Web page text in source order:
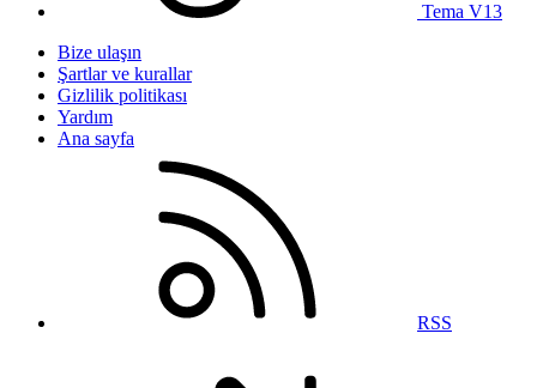
Tema V13
Bize ulaşın
Şartlar ve kurallar
Gizlilik politikası
Yardım
Ana sayfa
RSS